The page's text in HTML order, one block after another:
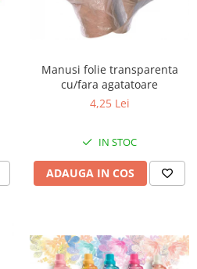
Manusi folie transparenta
cu/fara agatatoare
4,25 Lei
IN STOC
ADAUGA IN COS